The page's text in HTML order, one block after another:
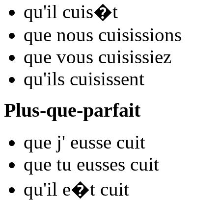
qu'il cuis�t
que nous cuisissions
que vous cuisissiez
qu'ils cuisissent
Plus-que-parfait
que j' eusse cuit
que tu eusses cuit
qu'il e�t cuit